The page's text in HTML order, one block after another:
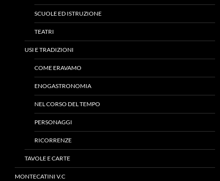
SCUOLE ED ISTRUZIONE
TEATRI
USI E TRADIZIONI
COME ERAVAMO
ENOGASTRONOMIA
NEL CORSO DEL TEMPO
PERSONAGGI
RICORRENZE
TAVOLE E CARTE
MONTECATINI V.C